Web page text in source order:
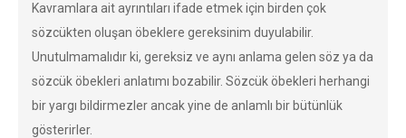
Kavramlara ait ayrıntıları ifade etmek için birden çok
sözcükten oluşan öbeklere gereksinim duyulabilir.
Unutulmamalıdır ki, gereksiz ve aynı anlama gelen söz ya da
sözcük öbekleri anlatımı bozabilir. Sözcük öbekleri herhangi
bir yargı bildirmezler ancak yine de anlamlı bir bütünlük
gösterirler.